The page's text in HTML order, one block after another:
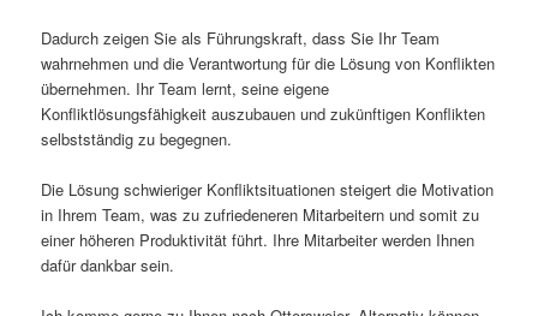
Dadurch zeigen Sie als Führungskraft, dass Sie Ihr Team
wahrnehmen und die Verantwortung für die Lösung von Konflikten
übernehmen. Ihr Team lernt, seine eigene
Konfliktlösungsfähigkeit auszubauen und zukünftigen Konflikten
selbstständig zu begegnen.
Die Lösung schwieriger Konfliktsituationen steigert die Motivation
in Ihrem Team, was zu zufriedeneren Mitarbeitern und somit zu
einer höheren Produktivität führt. Ihre Mitarbeiter werden Ihnen
dafür dankbar sein.